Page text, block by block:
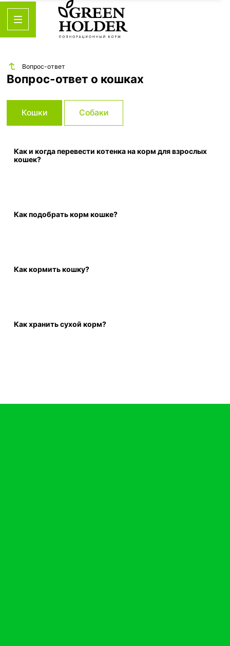
Вопрос-ответ
Вопрос-ответ о кошках
Кошки Собаки
Как и когда перевести котенка на корм для взрослых
кошек?
Как подобрать корм кошке?
Как кормить кошку?
Как хранить сухой корм?